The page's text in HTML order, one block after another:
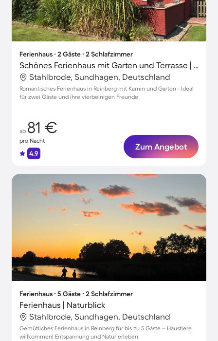
Ferienhaus ∙ 2 Gäste ∙ 2 Schlafzimmer
Schönes Ferienhaus mit Garten und Terrasse | Naturblick | Hunde erlaubt
Stahlbrode, Sundhagen, Deutschland
Romantisches Ferienhaus in Reinberg mit Kamin und Garten - Ideal
für zwei Gäste und ihre vierbeinigen Freunde
ab 81 €
pro Nacht
4.9
Zum Angebot
Ferienhaus ∙ 5 Gäste ∙ 2 Schlafzimmer
Ferienhaus | Naturblick
Stahlbrode, Sundhagen, Deutschland
Gemütliches Ferienhaus in Reinberg für bis zu 5 Gäste – Haustiere
willkommen! Entspannung und Natur erleben.